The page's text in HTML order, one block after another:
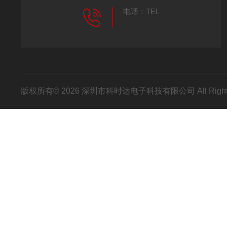
电话：TEL
版权所有© 2026 深圳市科时达电子科技有限公司 All